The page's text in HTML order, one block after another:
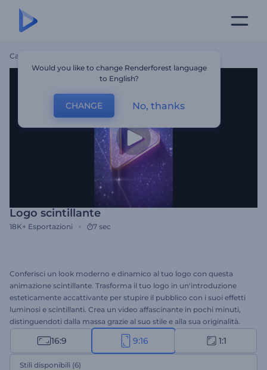
Casa
Logo scintillante
18K+ Esportazioni 7 sec
Conferisci un look moderno e dinamico al tuo logo con questa
animazione scintillante. Trasforma il tuo logo in un'introduzione
esteticamente accattivante per stupire il pubblico con i suoi effetti
luminosi e scintillanti. Crea un video affascinante in pochi minuti,
distinguendoti dalla massa grazie al suo stile e alla sua originalità.
Perfetto per programmi TV, intro, outro, sigle di apertura e molto
altro. Carica il tuo logo, aggiungi il testo, la musica e lasciati
conquistare dalla potenza dell'originalità.
16:9 9:16 1:1
Stili disponibili (6)
Would you like to change Renderforest language
to English?
CHANGE No, thanks